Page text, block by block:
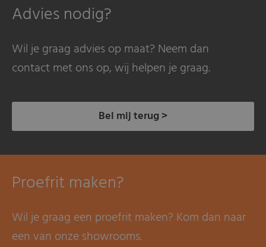
Advies nodig?
Wil je graag advies op maat? Neem dan
contact met ons op, wij helpen je graag.
Bel mij terug >
Proefrit maken?
Wil je graag een proefrit maken? Kom dan naar
een van onze showrooms.